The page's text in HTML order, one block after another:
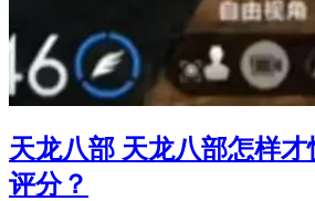
天龙八部 天龙八部怎样
评分？